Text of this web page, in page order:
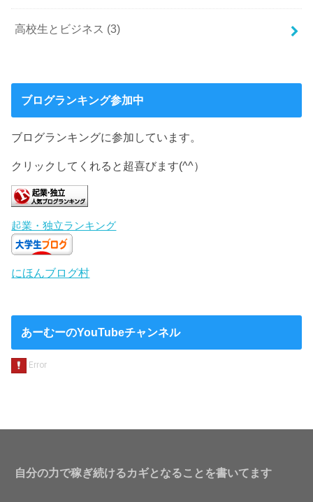
高校生とビジネス (3)
ブログランキング参加中
ブログランキングに参加しています。
クリックしてくれると超喜びます(^^）
起業・独立ランキング
にほんブログ村
あーむーのYouTubeチャンネル
自分の力で稼ぎ続けるカギとなることを書いてます